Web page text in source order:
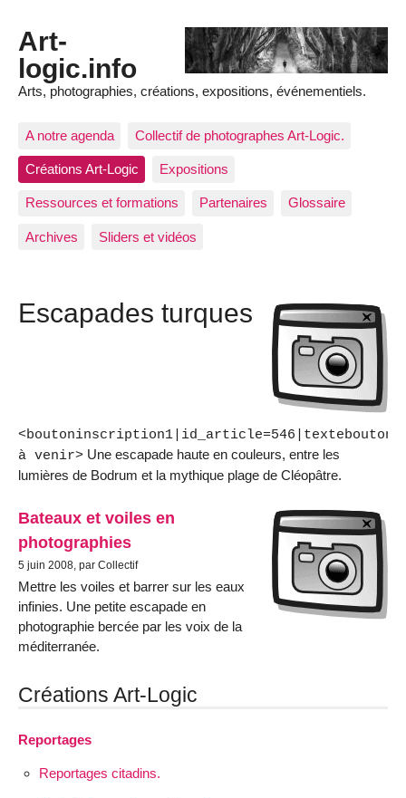
Art-
logic.info
Arts, photographies, créations, expositions, événementiels.
A notre agenda Collectif de photographes Art-Logic.
Créations Art-Logic Expositions
Ressources et formations Partenaires Glossaire
Archives Sliders et vidéos
Escapades turques
à venir> Une escapade haute en couleurs, entre les
lumières de Bodrum et la mythique plage de Cléopâtre.
Bateaux et voiles en
photographies
5 juin 2008, par Collectif
Mettre les voiles et barrer sur les eaux
infinies. Une petite escapade en
photographie bercée par les voix de la
méditerranée.
Créations Art-Logic
Reportages
Reportages citadins.